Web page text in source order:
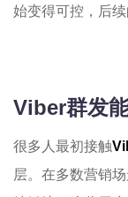
始变得可控，后
Viber群发
很多人最初接触
层。在多数营销